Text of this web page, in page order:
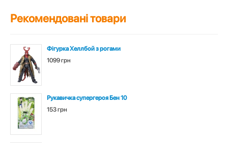
Рекомендовані товари
Фігурка Хеллбой з рогами
1099 грн
Рукавичка супергероя Бен 10
153 грн